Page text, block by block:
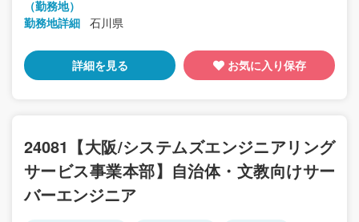
（勤務地）
勤務地詳細 石川県
詳細を見る お気に入り保存
24081【大阪/システムズエンジニアリング
サービス事業本部】自治体・文教向けサー
バーエンジニア